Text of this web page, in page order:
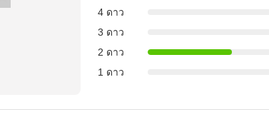
4 ดาว
3 ดาว
2 ดาว
1 ดาว